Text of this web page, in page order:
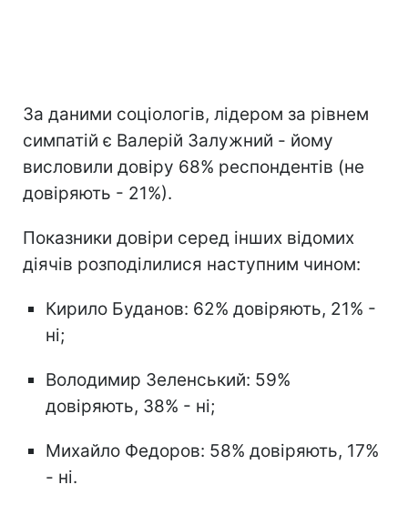
За даними соціологів, лідером за рівнем
симпатій є Валерій Залужний - йому
висловили довіру 68% респондентів (не
довіряють - 21%).
Показники довіри серед інших відомих
діячів розподілилися наступним чином:
Кирило Буданов: 62% довіряють, 21% -
ні;
Володимир Зеленський: 59%
довіряють, 38% - ні;
Михайло Федоров: 58% довіряють, 17%
- ні.